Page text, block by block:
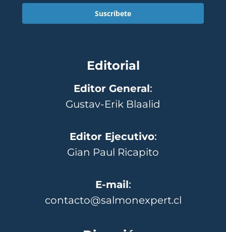
Suscríbete
Editorial
Editor General:
Gustav-Erik Blaalid
Editor Ejecutivo:
Gian Paul Ricapito
E-mail:
contacto@salmonexpert.cl